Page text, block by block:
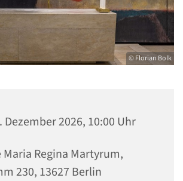
© Florian Bolk
Dezember 2026, 10:00 Uhr
Regina Martyrum,
230, 13627 Berlin